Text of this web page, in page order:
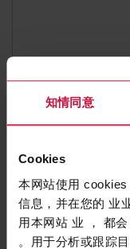
知情同意
Cookies
本网站使用
信息，并在您的 业
用本网站 业 ， 都
。用于分析或跟踪
Coroplast
UV 丙烯酸胶水